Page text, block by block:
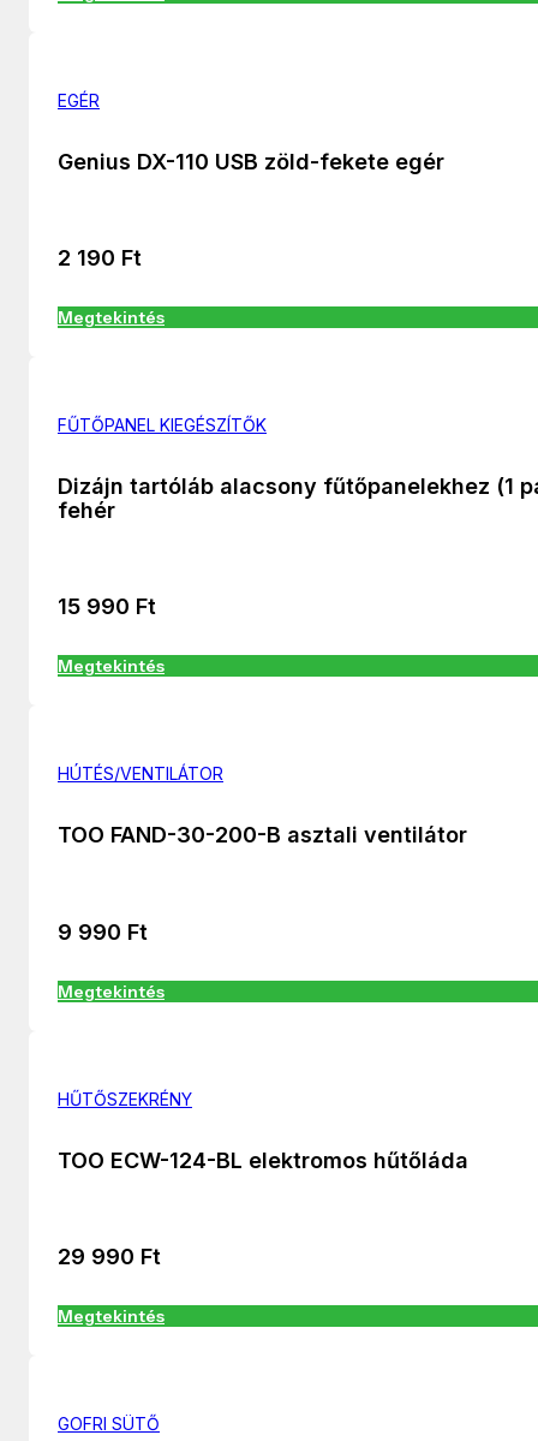
EGÉR
Genius DX-110 USB zöld-fekete egér
2 190 Ft
Megtekintés
FŰTŐPANEL KIEGÉSZÍTŐK
Dizájn tartóláb alacsony fűtőpanelekhez (1
fehér
15 990 Ft
Megtekintés
HÚTÉS/VENTILÁTOR
TOO FAND-30-200-B asztali ventilátor
9 990 Ft
Megtekintés
HŰTŐSZEKRÉNY
TOO ECW-124-BL elektromos hűtőláda
29 990 Ft
Megtekintés
GOFRI SÜTŐ